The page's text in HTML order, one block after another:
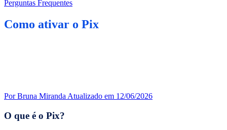
Perguntas Frequentes
Como ativar o Pix
Por Bruna Miranda Atualizado em 12/06/2026
O que é o Pix?